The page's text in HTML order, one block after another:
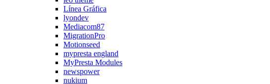
Línea Gráfica
lyondev
Mediacom87
MigrationPro
Motionseed
mypresta england
MyPresta Modules
newspower
nukium